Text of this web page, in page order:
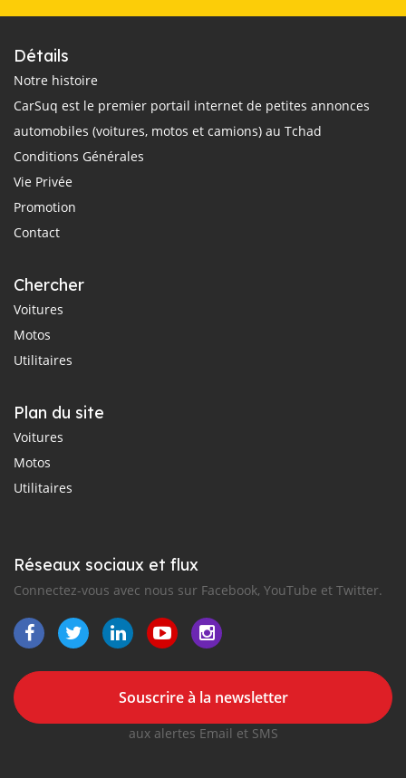
Détails
Notre histoire
CarSuq est le premier portail internet de petites annonces
automobiles (voitures, motos et camions) au Tchad
Conditions Générales
Vie Privée
Promotion
Contact
Chercher
Voitures
Motos
Utilitaires
Plan du site
Voitures
Motos
Utilitaires
Réseaux sociaux et flux
Connectez-vous avec nous sur Facebook, YouTube et Twitter.
Souscrire à la newsletter
aux alertes Email et SMS